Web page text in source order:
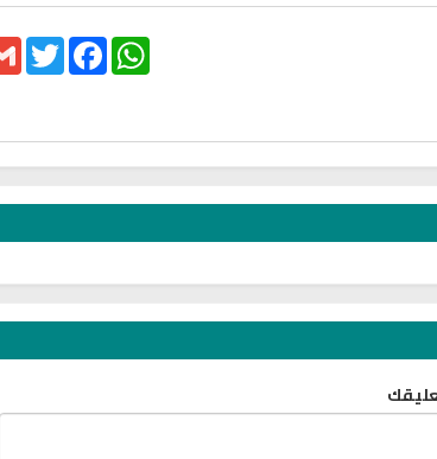
Twitter
FacebookWhatsApp